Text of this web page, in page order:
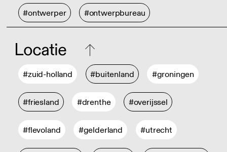
#ontwerper #ontwerpbureau
Locatie
#zuid-holland #buitenland #groningen
#friesland #drenthe #overijssel
#flevoland #gelderland #utrecht